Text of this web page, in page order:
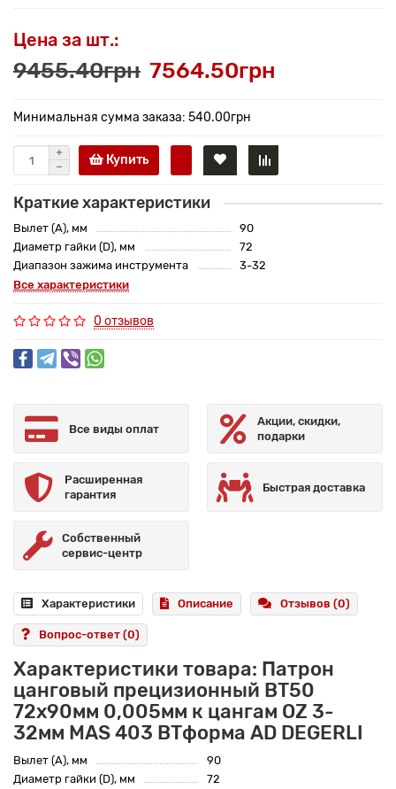
Цена за шт.:
9455.40грн 7564.50грн
Минимальная сумма заказа: 540.00грн
Купить
Краткие характеристики
Вылет (A), мм
90
Диаметр гайки (D), мм
72
Диапазон зажима инструмента
3-32
Все характеристики
0 отзывов
Все виды оплат
Акции, скидки,
подарки
Расширенная
гарантия
Быстрая доставка
Собственный
сервис-центр
Характеристики Описание Отзывов (0)
Вопрос-ответ (0)
Характеристики товара: Патрон
цанговый прецизионный BT50
72x90мм 0,005мм к цангам OZ 3-
32мм MAS 403 BTформа AD DEGERLI
Вылет (A), мм
90
Диаметр гайки (D), мм
72